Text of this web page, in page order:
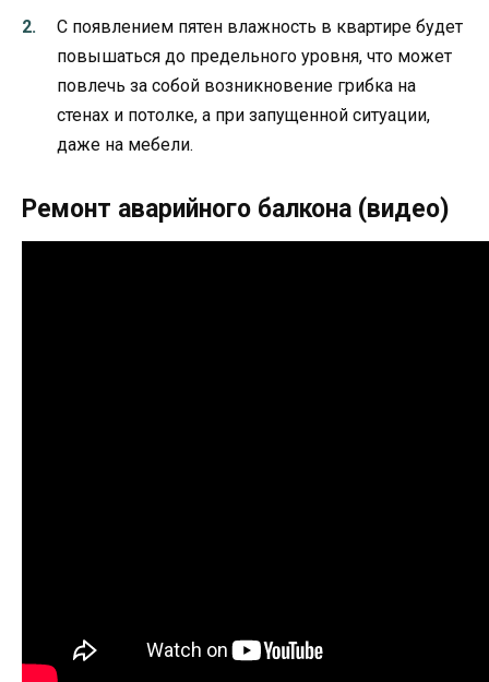
С появлением пятен влажность в квартире будет
повышаться до предельного уровня, что может
повлечь за собой возникновение грибка на
стенах и потолке, а при запущенной ситуации,
даже на мебели.
Ремонт аварийного балкона (видео)